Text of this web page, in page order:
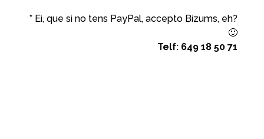
* Ei, que si no tens PayPal, accepto Bizums, eh?
🙂
Telf: 649 18 50 71